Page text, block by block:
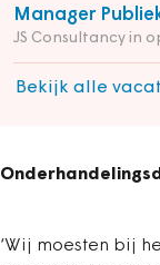
Manager
JS Consultancy in
Bekijk alle
‘Wij moesten bij